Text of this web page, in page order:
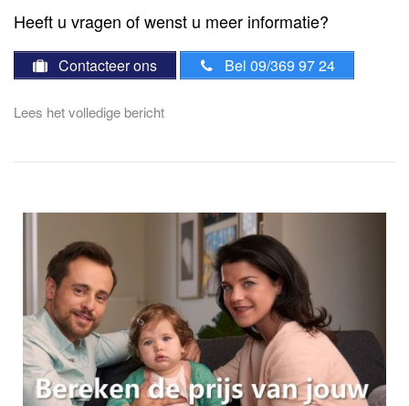
Heeft u vragen of wenst u meer informatie?
Contacteer ons Bel 09/369 97 24
Lees het volledige bericht